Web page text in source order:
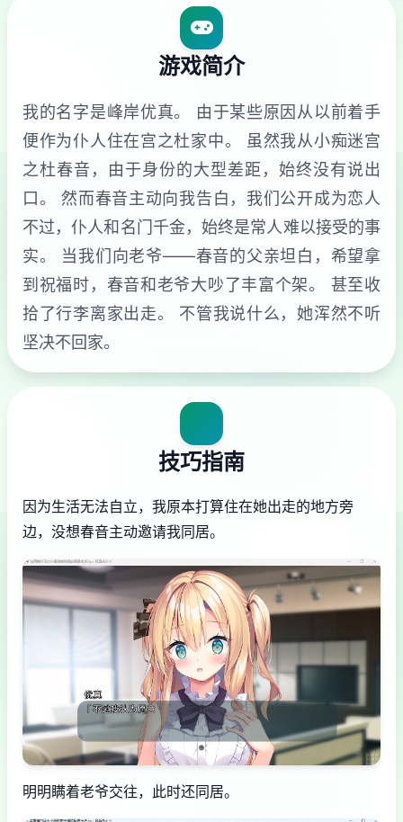
游戏简介
我的名字是峰岸优真。 由于某些原因从以前着手
便作为仆人住在宫之杜家中。 虽然我从小痴迷宫
之杜春音，由于身份的大型差距，始终没有说出
口。 然而春音主动向我告白，我们公开成为恋人
不过，仆人和名门千金，始终是常人难以接受的事
实。 当我们向老爷——春音的父亲坦白，希望拿
到祝福时，春音和老爷大吵了丰富个架。 甚至收
拾了行李离家出走。 不管我说什么，她浑然不听
坚决不回家。
技巧指南
因为生活无法自立，我原本打算住在她出走的地方旁
边，没想春音主动邀请我同居。
明明瞒着老爷交往，此时还同居。